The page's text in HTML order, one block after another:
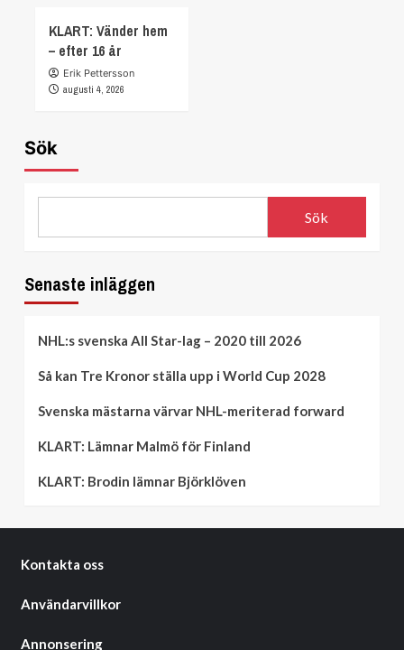
KLART: Vänder hem
– efter 16 år
Erik Pettersson
augusti 4, 2026
Sök
Sök
Senaste inläggen
NHL:s svenska All Star-lag – 2020 till 2026
Så kan Tre Kronor ställa upp i World Cup 2028
Svenska mästarna värvar NHL-meriterad forward
KLART: Lämnar Malmö för Finland
KLART: Brodin lämnar Björklöven
Kontakta oss
Användarvillkor
Annonsering